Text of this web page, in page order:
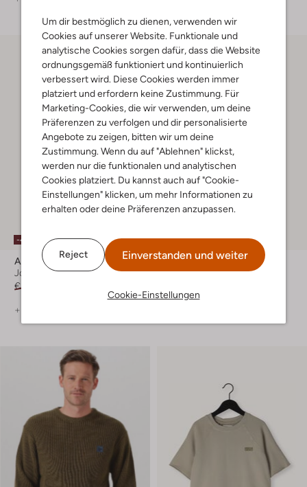
Um dir bestmöglich zu dienen, verwenden wir
Cookies auf unserer Website. Funktionale und
analytische Cookies sorgen dafür, dass die Website
ordnungsgemäß funktioniert und kontinuierlich
verbessert wird. Diese Cookies werden immer
platziert und erfordern keine Zustimmung. Für
Marketing-Cookies, die wir verwenden, um deine
Präferenzen zu verfolgen und dir personalisierte
Angebote zu zeigen, bitten wir um deine
Zustimmung. Wenn du auf "Ablehnen" klickst,
werden nur die funktionalen und analytischen
Cookies platziert. Du kannst auch auf "Cookie-
Einstellungen" klicken, um mehr Informationen zu
erhalten oder deine Präferenzen anzupassen.
Reject Einverstanden und weiter
Cookie-Einstellungen
-40%
American Vintage
Jogginghosen
€ 69,99
+ mehr farben
-40%
American Vintage
Sweatshirt